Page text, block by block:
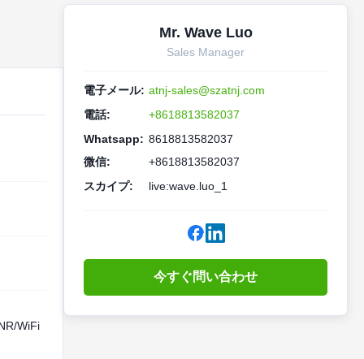
WiFi
Mr. Wave Luo
Sales Manager
電子メール: atnj-sales@szatnj.com
電話:
+8618813582037
Whatsapp: 8618813582037
微信:
+8618813582037
スカイプ:
live:wave.luo_1
今すぐ問い合わせ